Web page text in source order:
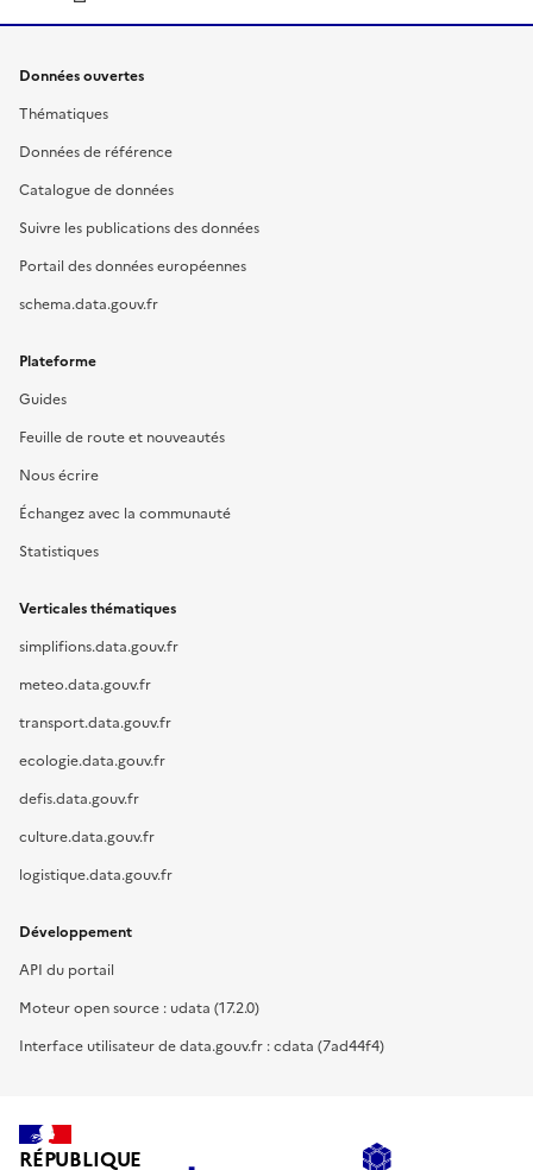
Données ouvertes
Thématiques
Données de référence
Catalogue de données
Suivre les publications des données
Portail des données européennes
schema.data.gouv.fr
Plateforme
Guides
Feuille de route et nouveautés
Nous écrire
Échangez avec la communauté
Statistiques
Verticales thématiques
simplifions.data.gouv.fr
meteo.data.gouv.fr
transport.data.gouv.fr
ecologie.data.gouv.fr
defis.data.gouv.fr
culture.data.gouv.fr
logistique.data.gouv.fr
Développement
API du portail
Moteur open source : udata (17.2.0)
Interface utilisateur de data.gouv.fr : cdata (7ad44f4)
RÉPUBLIQUE